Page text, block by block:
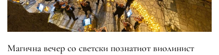
Магична вечер со светски познатиот виолинист